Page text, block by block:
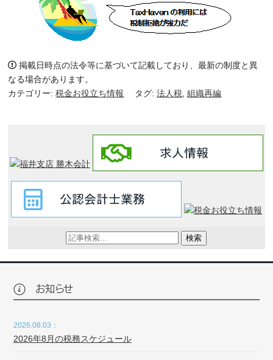
掲載日時点の法令等に基づいて記載しており、最新の制度と異
なる場合があります。
カテゴリー:税金お役立ち情報 タグ:法人税 ,組織再編
検索
お知らせ
2026.08.03：
2026年8月の税務スケジュール